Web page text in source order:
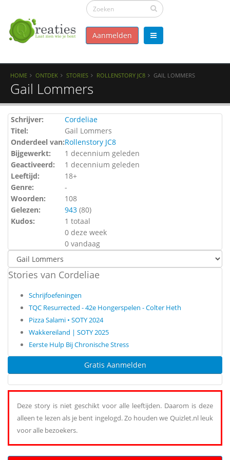
Aanmelden
HOME ONTDEK STORIES ROLLENSTORY JC8 GAIL LOMMERS
Gail Lommers
Schrijver:
Cordeliae
Titel:
Gail Lommers
Onderdeel van:Rollenstory JC8
Bijgewerkt:
1 decennium geleden
Geactiveerd:
1 decennium geleden
Leeftijd:
18+
Genre:
-
Woorden:
108
Gelezen:
943 (80)
Kudos:
1 totaal
0 deze week
0 vandaag
Stories van Cordeliae
Schrijfoefeningen
TQC Resurrected - 42e Hongerspelen - Colter Heth
Pizza Salami • SOTY 2024
Wakkereiland | SOTY 2025
Eerste Hulp Bij Chronische Stress
Gratis Aanmelden
Deze story is niet geschikt voor alle leeftijden. Daarom is deze
alleen te lezen als je bent ingelogd. Zo houden we Quizlet.nl leuk
voor alle bezoekers.